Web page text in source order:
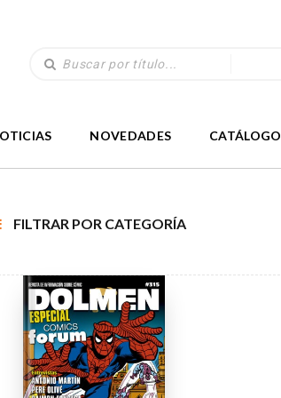
NOVEDADES CATÁLOGO
FILTRAR POR CATEGORÍA